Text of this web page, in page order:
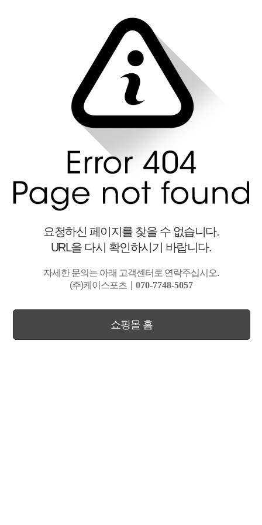
요청하신 페이지를 찾을 수 없습니다.
URL을 다시 확인하시기 바랍니다.
자세한 문의는 아래 고객센터로 연락주십시오.
(주)케이스포츠| 070-7748-5057
쇼핑몰 홈